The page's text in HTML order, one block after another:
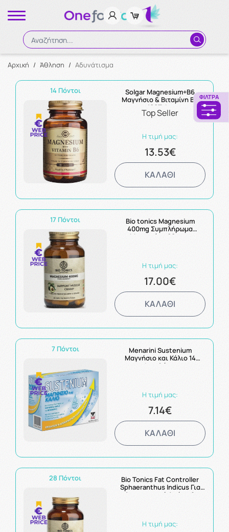
Αναζήτηση...
Αναζήτηση
Αρχική / Άθληση / Αδυνάτισμα
ΦΊΛΤΡΑ
14 Πόντοι
Solgar Magnesium+B6
Μαγνήσιο & Βιταμίνη Β6
100Tabs
Top Seller
Η τιμή μας:
13.53€
ΚΑΛΑΘΙ
17 Πόντοι
Bio tonics Magnesium
400mg Συμπλήρωμα
Μαγνησίου 60caps
Η τιμή μας:
17.00€
ΚΑΛΑΘΙ
7 Πόντοι
Menarini Sustenium
Μαγνήσιο και Κάλιο 14
φακελάκια
Η τιμή μας:
7.14€
ΚΑΛΑΘΙ
28 Πόντοι
Bio Tonics Fat Controller
Sphaeranthus Indicus Για
Λιποτροπική Δράση &
Η τιμή μας: